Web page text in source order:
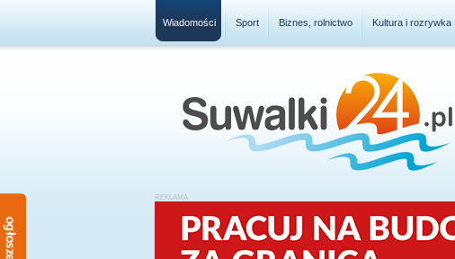
Wiadomości Sport Biznes, rolnictwo Kultura i rozrywka